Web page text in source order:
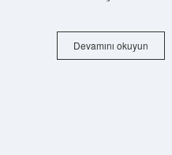
Devamını okuyun